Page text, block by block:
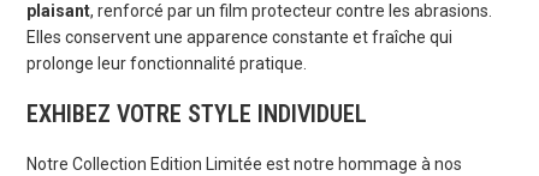
plaisant, renforcé par un film protecteur contre les abrasions.
Elles conservent une apparence constante et fraîche qui
prolonge leur fonctionnalité pratique.
EXHIBEZ VOTRE STYLE INDIVIDUEL
Notre Collection Edition Limitée est notre hommage à nos